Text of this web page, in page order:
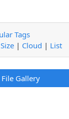
Tags
| Cloud | List
File Gallery